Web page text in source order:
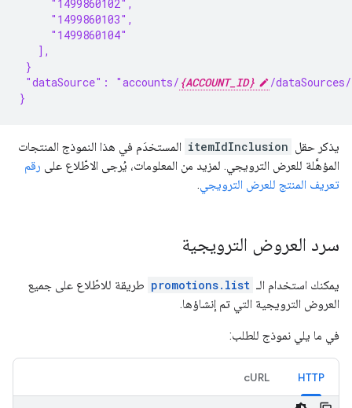
     "1499860102",
     "1499860103",
     "1499860104"
   ],
}
"dataSource": "accounts/ {ACCOUNT_ID}
/
}
يذكر حقل itemIdInclusion المستخدَم في هذا النموذج المنتجات
المؤهَّلة للعرض الترويجي. لمزيد من المعلومات، يُرجى الاطّلاع على رقم
تعريف المنتج للعرض الترويجي.
سرد العروض الترويجية
يمكنك استخدام الـ promotions.list طريقة للاطّلاع على جميع
العروض الترويجية التي تم إنشاؤها.
في ما يلي نموذج للطلب:
HTTP
cURL